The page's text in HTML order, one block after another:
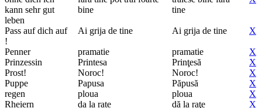
kann sehr gut
leben
bine
tine
Pass auf dich auf
!
Ai grija de tine Ai grija de tine X
Penner pramatie pramatie
X
Prinzessin
Printesa Prinţesă
X
Prost!
Noroc! Noroc!
X
Puppe
Papusa Păpusă
X
regen
ploua ploua
X
Rheiern
da la rate dă la raţe
X